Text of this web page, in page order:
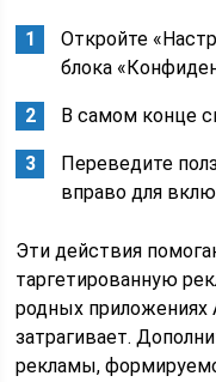
Откройте
блока
В самом конце
Переведите
вправо для
Эти действия
таргетированную
родных приложениях
затрагивает.
рекламы,